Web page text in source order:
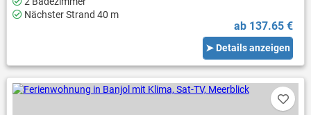
Nächster Strand 40 m
ab 137.65 €
➤ Details anzeigen